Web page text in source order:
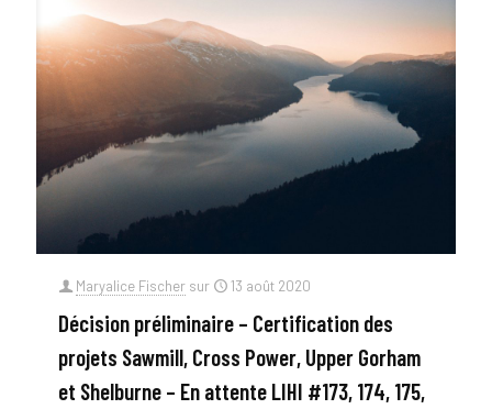
Maryalice Fischer sur 13 août 2020
Décision préliminaire – Certification des
projets Sawmill, Cross Power, Upper Gorham
et Shelburne – En attente LIHI #173, 174, 175,